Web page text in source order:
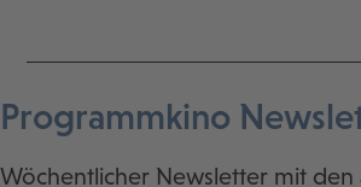
Programmkino
Wöchentlicher Newsletter mit den